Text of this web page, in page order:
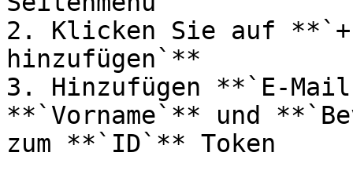
2. Klicken Sie auf **`+
hinzufügen`**
3. Hinzufügen **`E-
**`Vorname`** und
zum **`ID`** Token